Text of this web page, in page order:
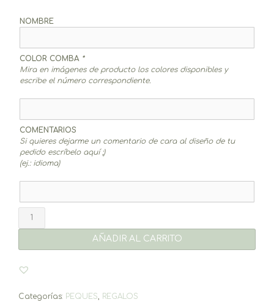
NOMBRE
COLOR COMBA *
Mira en imágenes de producto los colores disponibles y
escribe el número correspondiente.
COMENTARIOS
Si quieres dejarme un comentario de cara al diseño de tu
pedido escríbelo aquí ;)
(ej.: idioma)
Comba
grabado)
cantidad
AÑADIR AL CARRITO
Categorías: PEQUES REGALOS